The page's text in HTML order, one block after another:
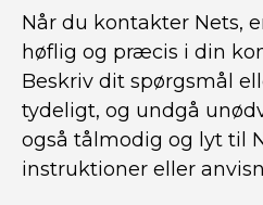
Når du kontakter Nets,
høflig og præcis i din
Beskriv dit spørgsmål
tydeligt, og undgå
også tålmodig og lyt til
instruktioner eller